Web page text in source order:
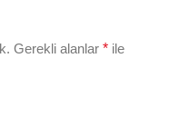
Gerekli alanlar * ile